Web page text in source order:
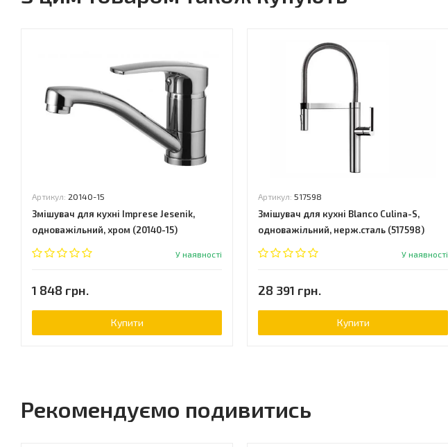
Артикул: 20140-15
Змішувач для кухні Imprese Jesenik,
одноважільний, хром (20140-15)
У наявності
1 848 грн.
Купити
Артикул: 517598
Змішувач для кухні Blanco Culina-S,
одноважільний, нерж.сталь (517598)
У наявності
28 391 грн.
Купити
Рекомендуємо подивитись